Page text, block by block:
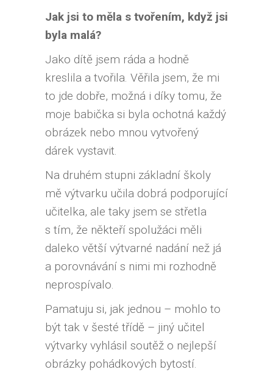
Jak jsi to měla s tvořením, když jsi
byla malá?
Jako dítě jsem ráda a hodně
kreslila a tvořila. Věřila jsem, že mi
to jde dobře, možná i díky tomu, že
moje babička si byla ochotná každý
obrázek nebo mnou vytvořený
dárek vystavit.
Na druhém stupni základní školy
mě výtvarku učila dobrá podporující
učitelka, ale taky jsem se střetla
s tím, že někteří spolužáci měli
daleko větší výtvarné nadání než já
a porovnávání s nimi mi rozhodně
neprospívalo.
Pamatuju si, jak jednou – mohlo to
být tak v šesté třídě – jiný učitel
výtvarky vyhlásil soutěž o nejlepší
obrázky pohádkových bytostí.